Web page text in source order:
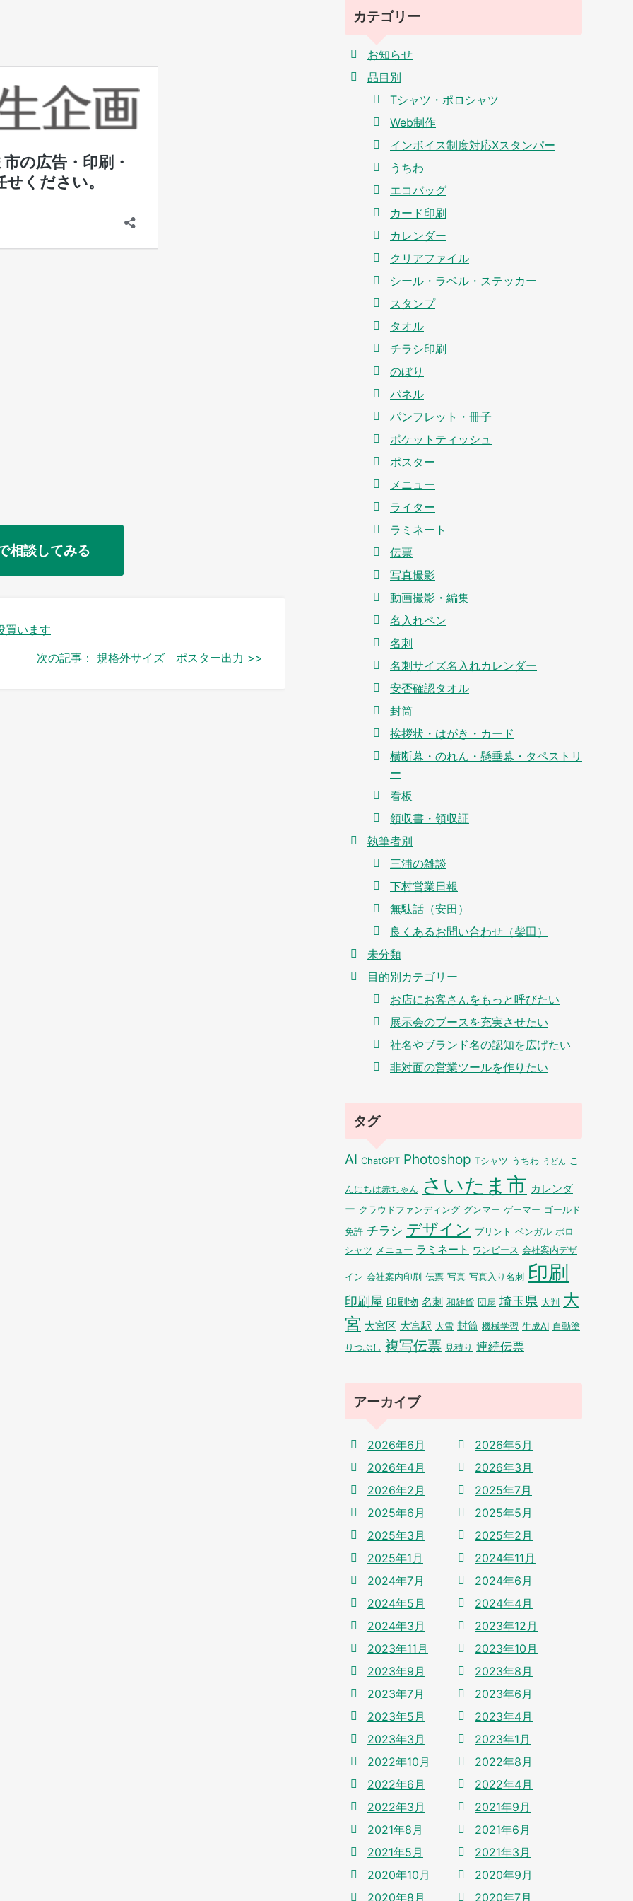
相談してみる
買います
次の記事：
規格外サイズ ポスター出力 >>
カテゴリー
お知らせ
品目別
Tシャツ・ポロシャツ
Web制作
インボイス制度対応Xスタンパー
うちわ
エコバッグ
カード印刷
カレンダー
クリアファイル
シール・ラベル・ステッカー
スタンプ
タオル
チラシ印刷
のぼり
パネル
パンフレット・冊子
ポケットティッシュ
ポスター
メニュー
ライター
ラミネート
伝票
写真撮影
動画撮影・編集
名入れペン
名刺
名刺サイズ名入れカレンダー
安否確認タオル
封筒
挨拶状・はがき・カード
横断幕・のれん・懸垂幕・タペストリ
ー
看板
領収書・領収証
執筆者別
三浦の雑談
下村営業日報
無駄話（安田）
良くあるお問い合わせ（柴田）
未分類
目的別カテゴリー
お店にお客さんをもっと呼びたい
展示会のブースを充実させたい
社名やブランド名の認知を広げたい
非対面の営業ツールを作りたい
タグ
AI ChatGPT Photoshop Tシャツ うちわ うどん こ
んにちは赤ちゃん さいたま市 カレンダ
ー クラウドファンディング グンマー ゲーマー ゴールド
免許 チラシ デザイン プリント ベンガル ポロ
シャツ メニュー ラミネート ワンピース 会社案内デザ
イン 会社案内印刷 伝票 写真 写真入り名刺 印刷
印刷屋 印刷物 名刺 和雑貨 団扇 埼玉県 大判 大
宮 大宮区 大宮駅 大雪 封筒 機械学習 生成AI 自動塗
りつぶし 複写伝票 見積り 連続伝票
アーカイブ
2026年6月
2026年5月
2026年4月
2026年3月
2026年2月
2025年7月
2025年6月
2025年5月
2025年3月
2025年2月
2025年1月
2024年11月
2024年7月
2024年6月
2024年5月
2024年4月
2024年3月
2023年12月
2023年11月
2023年10月
2023年9月
2023年8月
2023年7月
2023年6月
2023年5月
2023年4月
2023年3月
2023年1月
2022年10月
2022年8月
2022年6月
2022年4月
2022年3月
2021年9月
2021年8月
2021年6月
2021年5月
2021年3月
2020年10月
2020年9月
2020年8月
2020年7月